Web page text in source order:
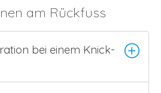
am Rückfuss
bei einem Knick-